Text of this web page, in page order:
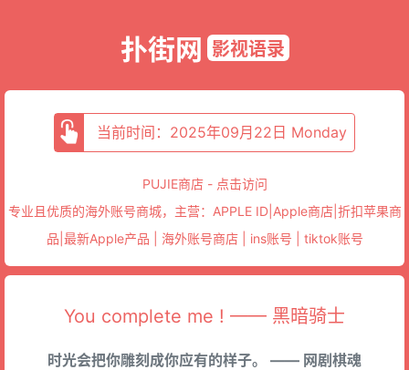
扑街网 影视语录
当前时间：2025年09月22日 Monday
PUJIE商店 - 点击访问
专业且优质的海外账号商城，主营：APPLE ID|Apple商店|折扣苹果商
品|最新Apple产品 | 海外账号商店 | ins账号 | tiktok账号
You complete me ! —— 黑暗骑士
时光会把你雕刻成你应有的样子。 —— 网剧棋魂